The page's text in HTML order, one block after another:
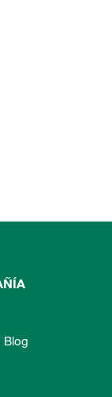
Blog